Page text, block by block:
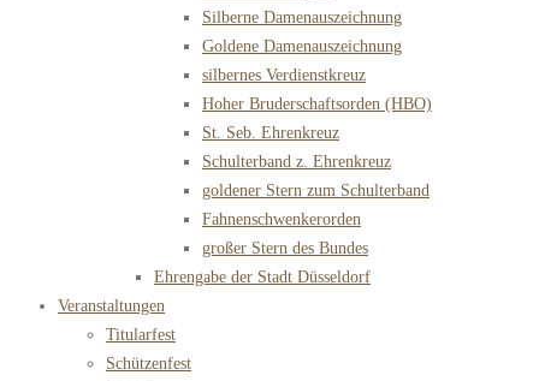
Silberne Damenauszeichnung
Goldene Damenauszeichnung
silbernes Verdienstkreuz
Hoher Bruderschaftsorden (HBO)
St. Seb. Ehrenkreuz
Schulterband z. Ehrenkreuz
goldener Stern zum Schulterband
Fahnenschwenkerorden
großer Stern des Bundes
Ehrengabe der Stadt Düsseldorf
Veranstaltungen
Titularfest
Schützenfest